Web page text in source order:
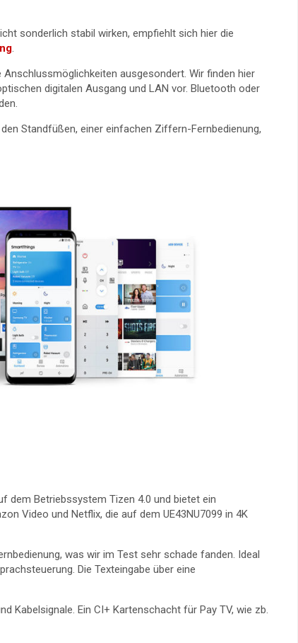
sonderlich stabil wirken, empfiehlt sich hier die
.
ausgesondert. Wir finden hier
digitalen Ausgang und LAN vor. Bluetooth oder
Standfüßen, einer einfachen Ziffern-Fernbedienung,
dem Betriebssystem Tizen 4.0 und bietet ein
Video und Netflix, die auf dem UE43NU7099 in 4K
was wir im Test sehr schade fanden. Ideal
Die Texteingabe über eine
Kabelsignale. Ein CI+ Kartenschacht für Pay TV, wie zb.